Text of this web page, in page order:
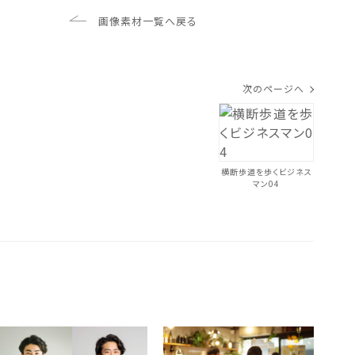
画像素材一覧へ戻る
次のページへ
横断歩道を歩くビジネス
マン04